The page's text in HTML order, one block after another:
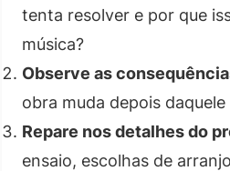
tenta resolver e por que
música?
Observe as
obra muda depois
Repare nos detalhes do
ensaio, escolhas de